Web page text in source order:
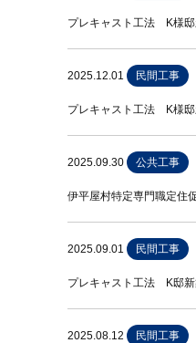
プレキャスト工法 K様
2025.12.01 民間工事
プレキャスト工法 K様
2025.09.30 公共工事
伊平屋村特定専門職定住
2025.09.01 民間工事
プレキャスト工法 K邸
2025.08.12 民間工事